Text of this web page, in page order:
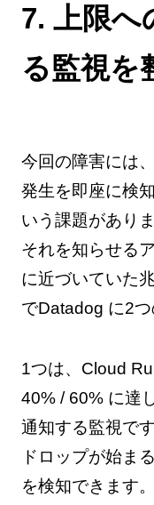
7. 上限へ
る監視を
今回の障害には
発生を即座に検
いう課題があり
それを知らせる
に近づいていた
でDatadog に2つ
1つは、Cloud
40% / 60% に達
通知する監視で
ドロップが始ま
を検知できます